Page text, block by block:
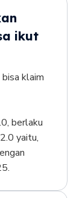
ikut
klaim
berlaku
yaitu,